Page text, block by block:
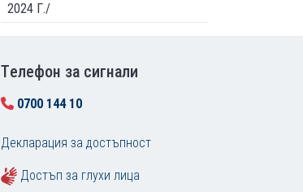
2024 Г./
Tелефон за сигнали
0700 144 10
Декларация за достъпност
Достъп за глухи лица